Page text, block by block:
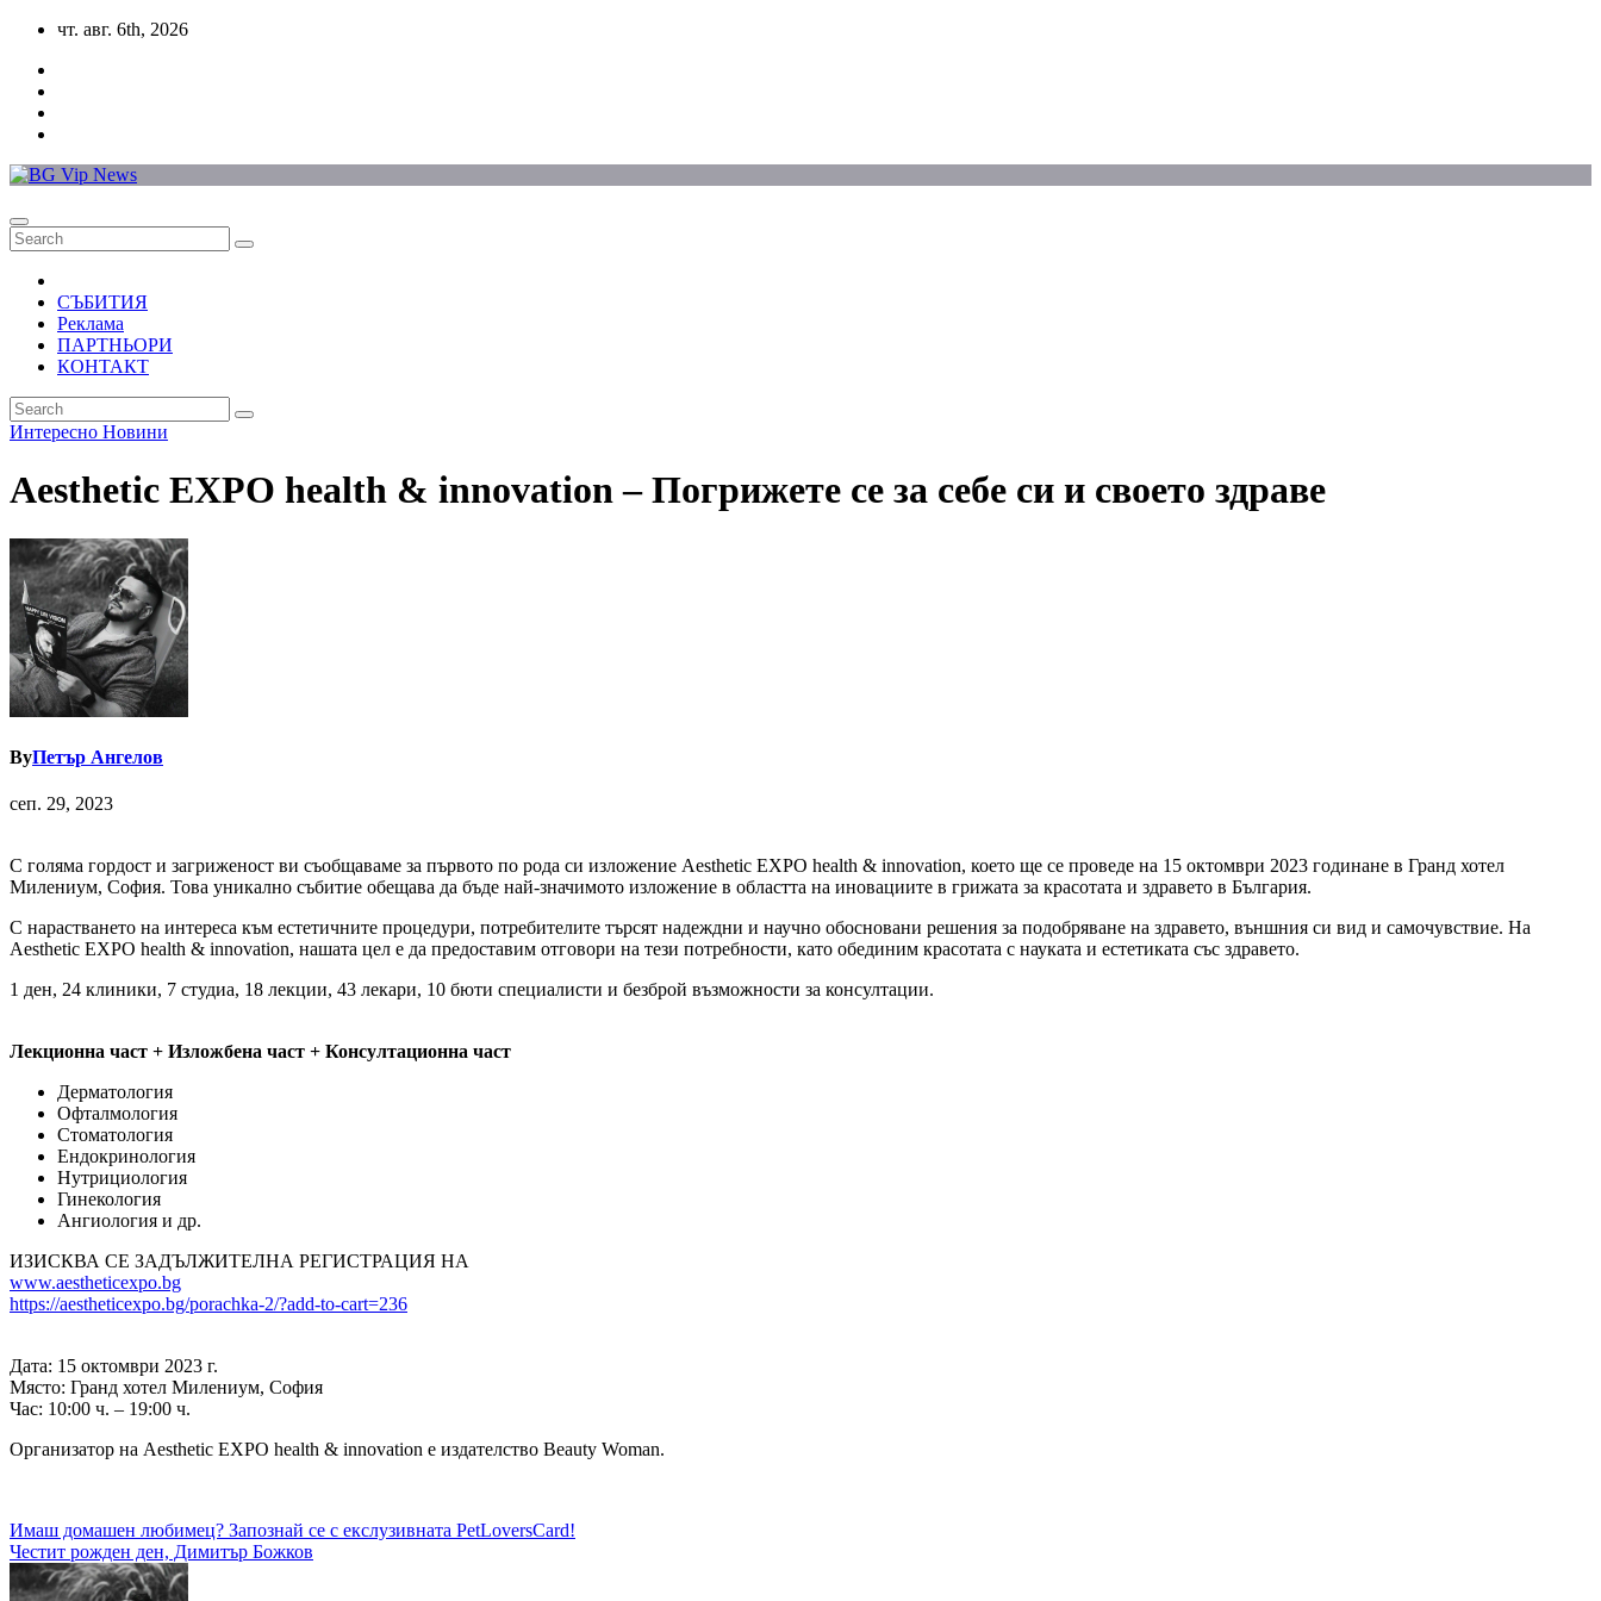
Skip
content
чт. авг. 6th, 2026
СЪБИТИЯ
Реклама
ПАРТНЬОРИ
КОНТАКТ
Интересно Новини
Aesthetic EXPO health & innovation – Погрижете се за себе си и своето здраве
ByПетър Ангелов
сеп. 29, 2023
С голяма гордост и загриженост ви съобщаваме за първото по рода си изложение Aesthetic EXPO health & innovation, което ще се проведе на 15 октомври 2023 годинане в Гранд хотел
Милениум, София. Това уникално събитие обещава да бъде най-значимото изложение в областта на иновациите в грижата за красотата и здравето в България.
С нарастването на интереса към естетичните процедури, потребителите търсят надеждни и научно обосновани решения за подобряване на здравето, външния си вид и самочувствие. На
Aesthetic EXPO health & innovation, нашата цел е да предоставим отговори на тези потребности, като обединим красотата с науката и естетиката със здравето.
1 ден, 24 клиники, 7 студиа, 18 лекции, 43 лекари, 10 бюти специалисти и безброй възможности за консултации.
Лекционна част + Изложбена част + Консултационна част
Дерматология
Офталмология
Стоматология
Ендокринология
Нутрициология
Гинекология
Ангиология и др.
ИЗИСКВА СЕ ЗАДЪЛЖИТЕЛНА РЕГИСТРАЦИЯ НА
www.aestheticexpo.bg
https://aestheticexpo.bg/porachka-2/?add-to-cart=236
Дата: 15 октомври 2023 г.
Място: Гранд хотел Милениум, София
Час: 10:00 ч. – 19:00 ч.
Организатор на Aesthetic EXPO health & innovation е издателство Beauty Woman.
Навигация
Имаш домашен любимец? Запознай се с екслузивната PetLoversCard!
Честит рожден ден, Димитър Божков